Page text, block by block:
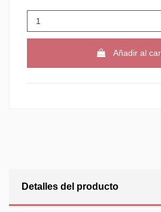
Añadir al
Detalles del producto